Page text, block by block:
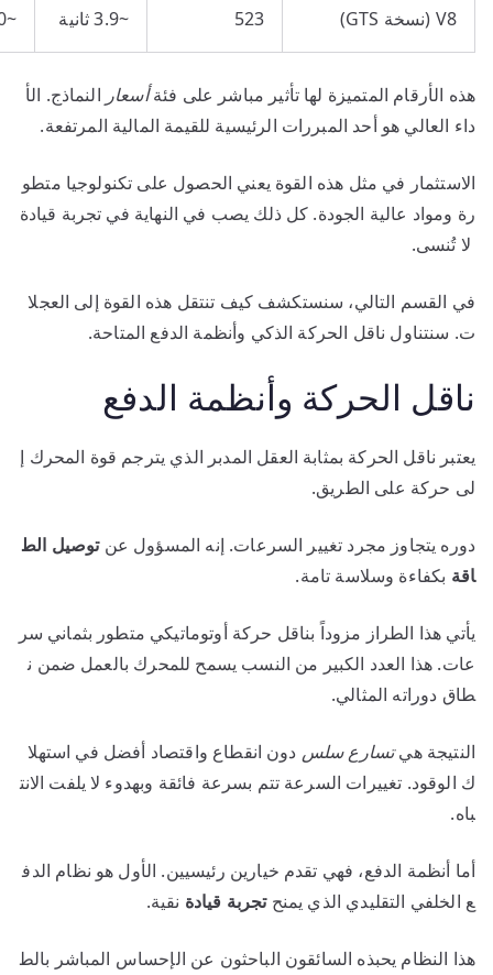
V8 (نسخة GTS) 523 ~3.9 ثانية ~310 كم/س
هذه الأرقام المتميزة لها تأثير مباشر على فئةأسعار النماذج. الأ
داء العالي هو أحد المبررات الرئيسية للقيمة المالية المرتفعة.
الاستثمار في مثل هذه القوة يعني الحصول على تكنولوجيا متطو
رة ومواد عالية الجودة. كل ذلك يصب في النهاية في تجربة قيادة
لا تُنسى.
في القسم التالي، سنستكشف كيف تنتقل هذه القوة إلى العجلا
ت. سنتناول ناقل الحركة الذكي وأنظمة الدفع المتاحة.
ناقل الحركة وأنظمة الدفع
يعتبر ناقل الحركة بمثابة العقل المدبر الذي يترجم قوة المحرك إ
لى حركة على الطريق.
دوره يتجاوز مجرد تغيير السرعات. إنه المسؤول عنتوصيل الط
اقة بكفاءة وسلاسة تامة.
يأتي هذا الطراز مزوداً بناقل حركة أوتوماتيكي متطور بثماني سر
عات. هذا العدد الكبير من النسب يسمح للمحرك بالعمل ضمن ن
طاق دوراته المثالي.
النتيجة هيتسارع سلس دون انقطاع واقتصاد أفضل في استهلا
ك الوقود. تغييرات السرعة تتم بسرعة فائقة وبهدوء لا يلفت الانت
باه.
أما أنظمة الدفع، فهي تقدم خيارين رئيسيين. الأول هو نظام الدف
ع الخلفي التقليدي الذي يمنحتجربة قيادة نقية.
هذا النظام يحبذه السائقون الباحثون عن الإحساس المباشر بالط